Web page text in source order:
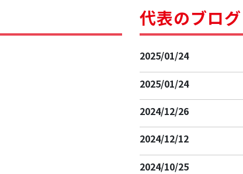
代表のブログ
2025/01/24
2025/01/24
2024/12/26
2024/12/12
2024/10/25